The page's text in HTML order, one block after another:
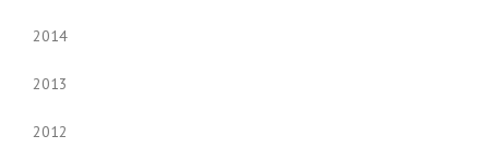
2014
2013
2012